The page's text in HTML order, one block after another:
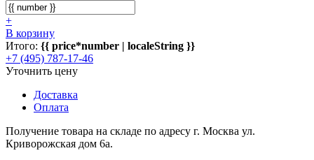
+
В корзину
Итого: {{ price*number | localeString }}
+7 (495) 787-17-46
Уточнить цену
Доставка
Оплата
Получение товара на складе по адресу г. Москва ул.
Криворожская дом 6а.